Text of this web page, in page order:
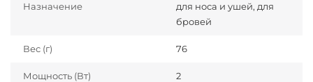
Назначение
для носа и ушей, для
бровей
Вес (г) 76
Мощность (Вт) 2